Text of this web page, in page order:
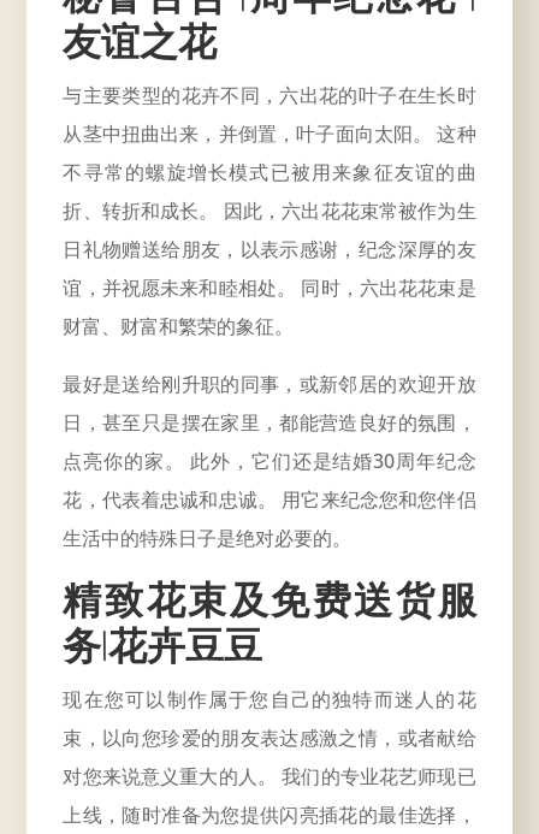
友谊之花
与主要类型的花卉不同，六出花的叶子在生长时
从茎中扭曲出来，并倒置，叶子面向太阳。 这种
不寻常的螺旋增长模式已被用来象征友谊的曲
折、转折和成长。 因此，六出花花束常被作为生
日礼物赠送给朋友，以表示感谢，纪念深厚的友
谊，并祝愿未来和睦相处。 同时，六出花花束是
财富、财富和繁荣的象征。
最好是送给刚升职的同事，或新邻居的欢迎开放
日，甚至只是摆在家里，都能营造良好的氛围，
点亮你的家。 此外，它们还是结婚30周年纪念
花，代表着忠诚和忠诚。 用它来纪念您和您伴侣
生活中的特殊日子是绝对必要的。
精致花束及免费送货服
务|花卉豆豆
现在您可以制作属于您自己的独特而迷人的花
束，以向您珍爱的朋友表达感激之情，或者献给
对您来说意义重大的人。 我们的专业花艺师现已
上线，随时准备为您提供闪亮插花的最佳选择，